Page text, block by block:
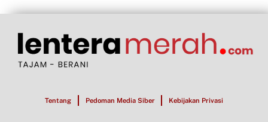
Tentang Pedoman Media Siber Kebijakan Privasi